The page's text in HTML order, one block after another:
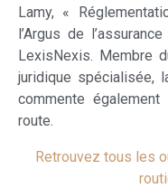
Lamy, «
l’Argus de
LexisNexis. Membre
juridique spécialisée,
commente
route.
Retrouvez tous les